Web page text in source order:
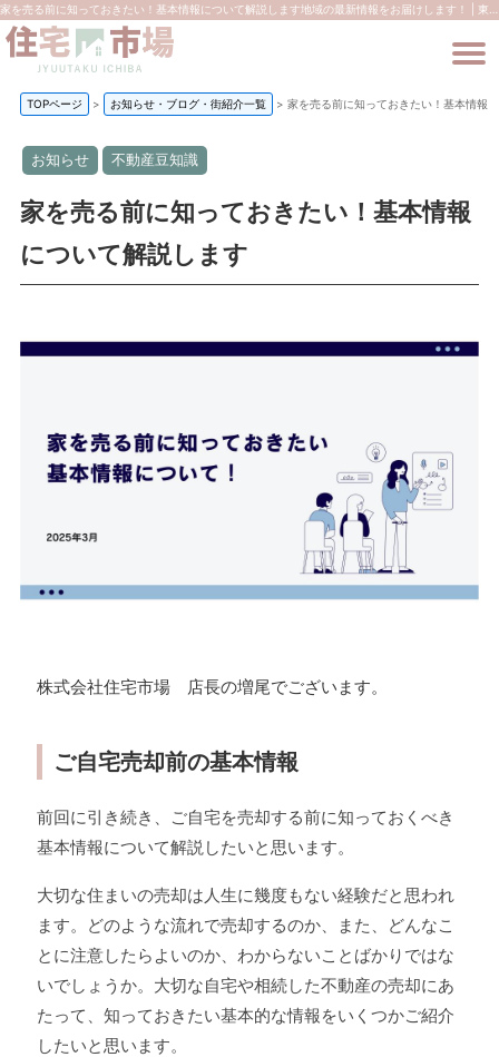
TOPページ > お知らせ・ブログ・街紹介一覧 > 家を売る前に知っておきたい！基本情報
お知らせ 不動産豆知識
家を売る前に知っておきたい！基本情報
について解説します
株式会社住宅市場 店長の増尾でございます。
ご自宅売却前の基本情報
前回に引き続き、ご自宅を売却する前に知っておくべき
基本情報について解説したいと思います。
大切な住まいの売却は人生に幾度もない経験だと思われ
ます。どのような流れで売却するのか、また、どんなこ
とに注意したらよいのか、わからないことばかりではな
いでしょうか。大切な自宅や相続した不動産の売却にあ
たって、知っておきたい基本的な情報をいくつかご紹介
したいと思います。